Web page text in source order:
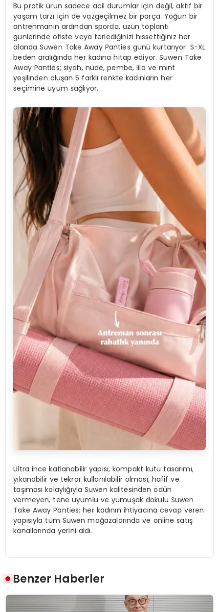
Bu pratik ürün sadece acil durumlar için değil, aktif bir
yaşam tarzı için de vazgeçilmez bir parça. Yoğun bir
antrenmanın ardından sporda, uzun toplantı
günlerinde ofiste veya terlediğinizi hissettiğiniz her
alanda Suwen Take Away Panties günü kurtarıyor. S-XL
beden aralığında her kadına hitap ediyor. Suwen Take
Away Panties; siyah, nüde, pembe, lila ve mint
yeşilinden oluşan 5 farklı renkte kadınların her
seçimine uyum sağlıyor.
Ultra ince katlanabilir yapısı, kompakt kutu tasarımı,
yıkanabilir ve tekrar kullanılabilir olması, hafif ve
taşıması kolaylığıyla Suwen kalitesinden ödün
vermeyen, tene uyumlu ve yumuşak dokulu Suwen
Take Away Panties; her kadının ihtiyacına cevap veren
yapısıyla tüm Suwen mağazalarında ve online satış
kanallarında yerini aldı.
Benzer Haberler